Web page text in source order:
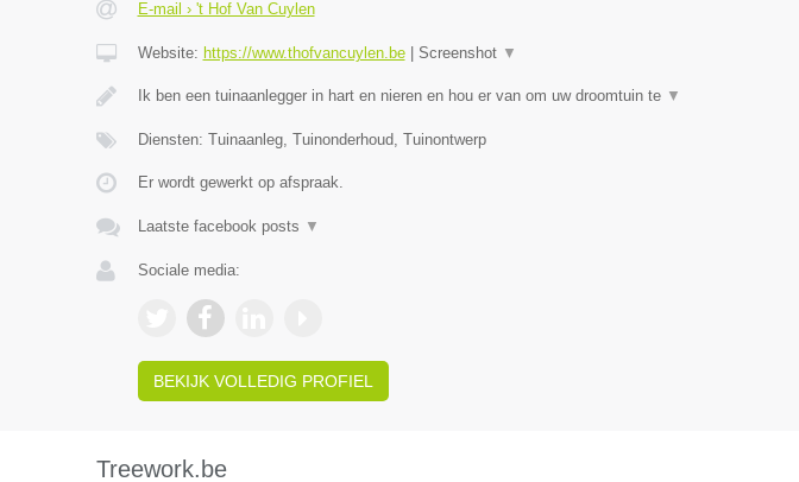
E-mail › 't Hof Van Cuylen
Website: https://www.thofvancuylen.be| Screenshot ▼
Ik ben een tuinaanlegger in hart en nieren en hou er van om uw droomtuin te ▼
Diensten: Tuinaanleg, Tuinonderhoud, Tuinontwerp
Er wordt gewerkt op afspraak.
Laatste facebook posts ▼
Sociale media:
BEKIJK VOLLEDIG PROFIEL
Treework.be